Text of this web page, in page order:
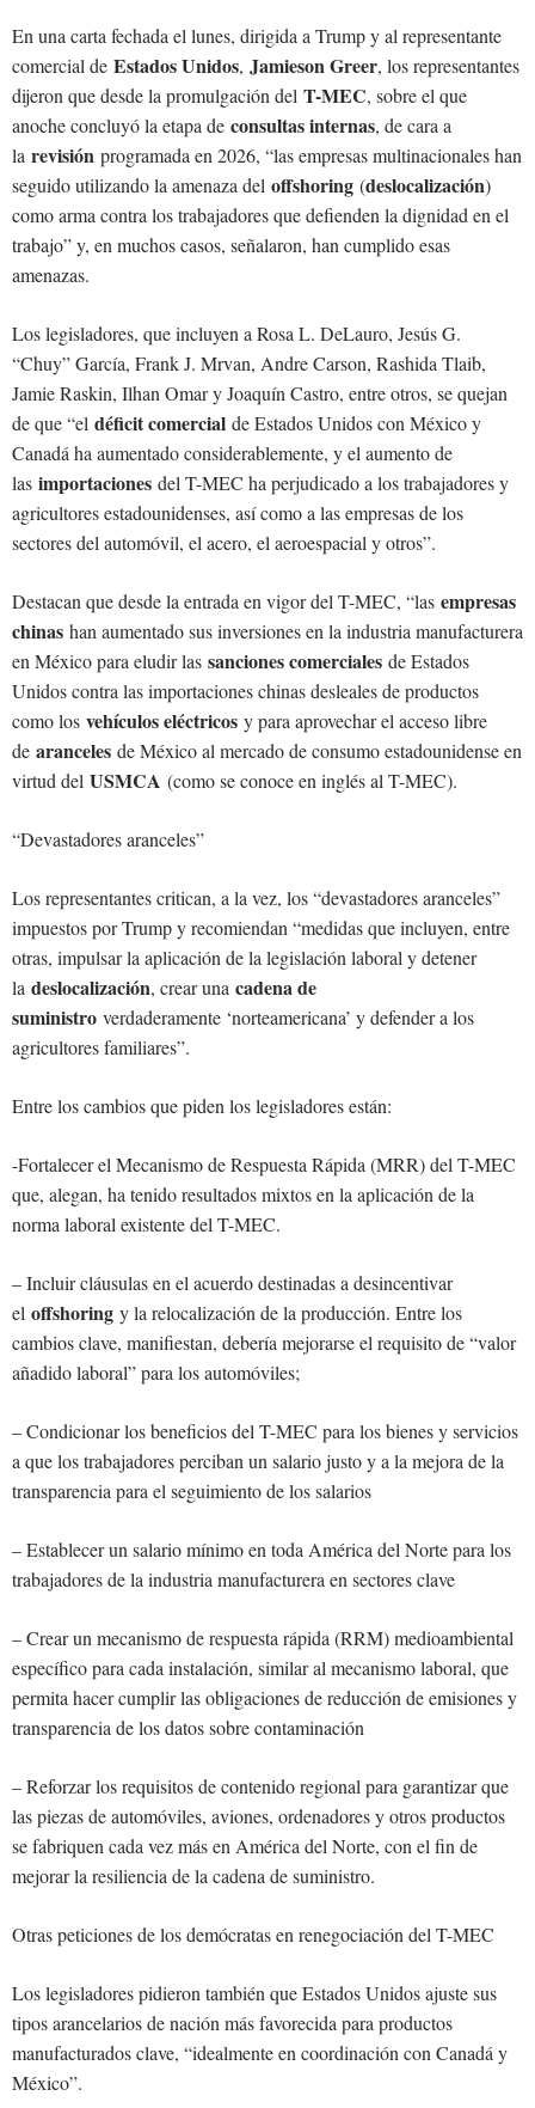
En una carta fechada el lunes, dirigida a Trump y al representante
comercial de Estados Unidos, Jamieson Greer, los representantes
dijeron que desde la promulgación del T-MEC, sobre el que
anoche concluyó la etapa de consultas internas, de cara a
la revisión programada en 2026, “las empresas multinacionales han
seguido utilizando la amenaza del offshoring (deslocalización)
como arma contra los trabajadores que defienden la dignidad en el
trabajo” y, en muchos casos, señalaron, han cumplido esas
amenazas.
Los legisladores, que incluyen a Rosa L. DeLauro, Jesús G.
“Chuy” García, Frank J. Mrvan, Andre Carson, Rashida Tlaib,
Jamie Raskin, Ilhan Omar y Joaquín Castro, entre otros, se quejan
de que “el déficit comercial de Estados Unidos con México y
Canadá ha aumentado considerablemente, y el aumento de
las importaciones del T-MEC ha perjudicado a los trabajadores y
agricultores estadounidenses, así como a las empresas de los
sectores del automóvil, el acero, el aeroespacial y otros”.
Destacan que desde la entrada en vigor del T-MEC, “las empresas
chinas han aumentado sus inversiones en la industria manufacturera
en México para eludir las sanciones comerciales de Estados
Unidos contra las importaciones chinas desleales de productos
como los vehículos eléctricos y para aprovechar el acceso libre
de aranceles de México al mercado de consumo estadounidense en
virtud del USMCA (como se conoce en inglés al T-MEC).
“Devastadores aranceles”
Los representantes critican, a la vez, los “devastadores aranceles”
impuestos por Trump y recomiendan “medidas que incluyen, entre
otras, impulsar la aplicación de la legislación laboral y detener
la deslocalización, crear una cadena de
suministro verdaderamente ‘norteamericana’ y defender a los
agricultores familiares”.
Entre los cambios que piden los legisladores están:
-Fortalecer el Mecanismo de Respuesta Rápida (MRR) del T-MEC
que, alegan, ha tenido resultados mixtos en la aplicación de la
norma laboral existente del T-MEC.
– Incluir cláusulas en el acuerdo destinadas a desincentivar
el offshoring y la relocalización de la producción. Entre los
cambios clave, manifiestan, debería mejorarse el requisito de “valor
añadido laboral” para los automóviles;
– Condicionar los beneficios del T-MEC para los bienes y servicios
a que los trabajadores perciban un salario justo y a la mejora de la
transparencia para el seguimiento de los salarios
– Establecer un salario mínimo en toda América del Norte para los
trabajadores de la industria manufacturera en sectores clave
– Crear un mecanismo de respuesta rápida (RRM) medioambiental
específico para cada instalación, similar al mecanismo laboral, que
permita hacer cumplir las obligaciones de reducción de emisiones y
transparencia de los datos sobre contaminación
– Reforzar los requisitos de contenido regional para garantizar que
las piezas de automóviles, aviones, ordenadores y otros productos
se fabriquen cada vez más en América del Norte, con el fin de
mejorar la resiliencia de la cadena de suministro.
Otras peticiones de los demócratas en renegociación del T-MEC
Los legisladores pidieron también que Estados Unidos ajuste sus
tipos arancelarios de nación más favorecida para productos
manufacturados clave, “idealmente en coordinación con Canadá y
México”.